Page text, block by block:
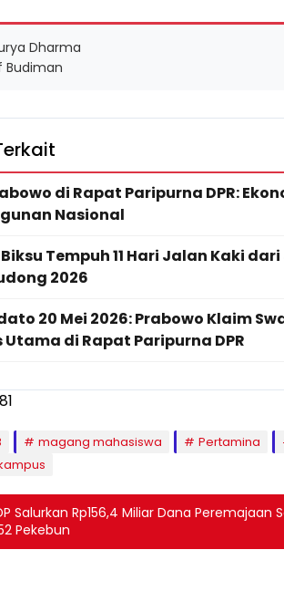
Dharma
Budiman
di Rapat Paripurna DPR:
Nasional
Biksu Tempuh 11 Hari Jalan Kaki
2026
20 Mei 2026: Prabowo Klaim
di Rapat Paripurna DPR
81
magang mahasiswa Pertamina
Salurkan Rp156,4 Miliar Dana
Pekebun